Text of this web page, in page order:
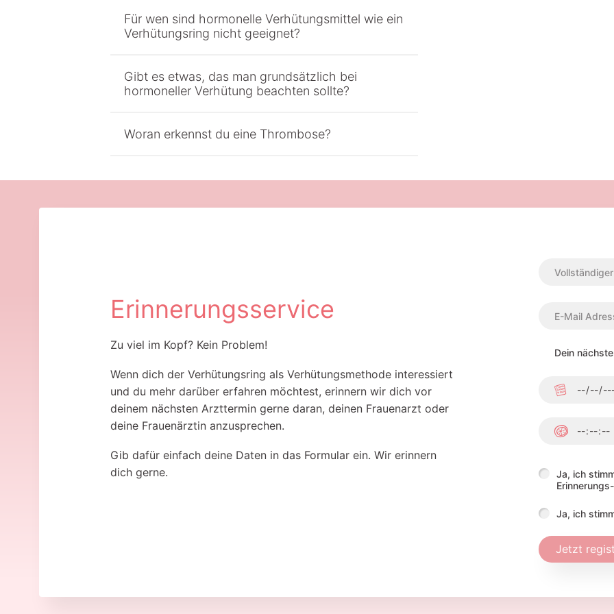
Für wen sind hormonelle Verhütungsmittel wie ein
Verhütungsring nicht geeignet?
Gibt es etwas, das man grundsätzlich bei
hormoneller Verhütung beachten sollte?
Woran erkennst du eine Thrombose?
Erinnerungsservice
Zu viel im Kopf? Kein Problem!
Wenn dich der Verhütungsring als Verhütungsmethode interessiert
und du mehr darüber erfahren möchtest, erinnern wir dich vor
deinem nächsten Arzttermin gerne daran, deinen Frauenarzt oder
deine Frauenärztin anzusprechen.
Gib dafür einfach deine Daten in das Formular ein. Wir erinnern
dich gerne.
E-Mail
Dein
Datum
Zeit
Ja, ich
Ja, ich